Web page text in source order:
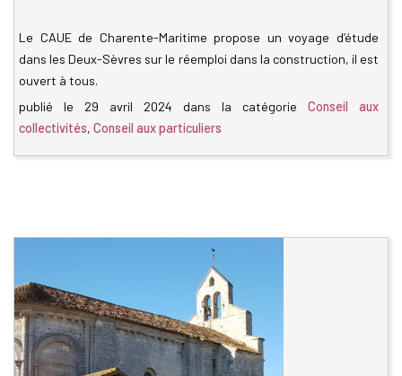
Le CAUE de Charente-Maritime propose un voyage d’étude
dans les Deux-Sèvres sur le réemploi dans la construction, il est
ouvert à tous.
publié le 29 avril 2024 dans la catégorie Conseil aux
collectivités, Conseil aux particuliers